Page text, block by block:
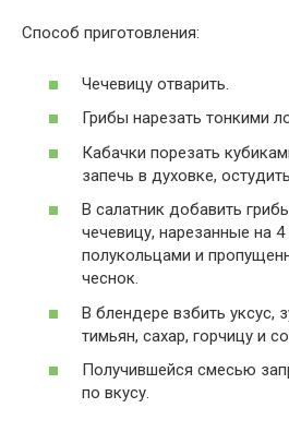
Способ приготовления:
Чечевицу отварить.
Грибы нарезать тонкими
Кабачки порезать
запечь в духовке, остудить.
В салатник добавить
чечевицу, нарезанные на
полукольцами и
чеснок.
В блендере взбить уксус,
тимьян, сахар, горчицу и
Получившейся смесью
по вкусу.